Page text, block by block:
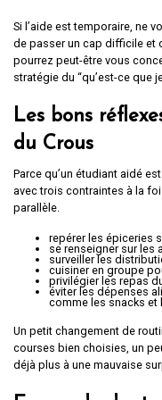
Si l’aide est temporaire, ne
de passer un cap difficile et
pourrez peut-être vous
stratégie du “qu’est-ce que
Les bons
du Crous
Parce qu’un étudiant aidé
avec trois contraintes à la
parallèle.
repérer les épiceries
se renseigner sur les
surveiller les
cuisiner en groupe
privilégier les repas
éviter les dépenses
comme les snacks
Un petit changement de
courses bien choisies, un
déjà plus à une mauvaise